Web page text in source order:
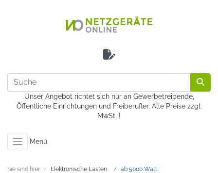
Unser Angebot richtet sich nur an Gewerbetreibende,
Öffentliche Einrichtungen und Freiberufler. Alle Preise zzgl.
MwSt. !
Menü
Sie sind hier: Elektronische Lasten ab 5000 Watt